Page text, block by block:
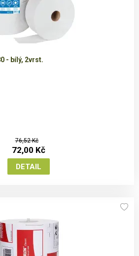
- bílý, 2vrst.
76,52 Kč
72,00 Kč